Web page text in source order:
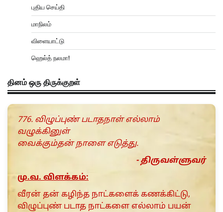
புதிய செய்தி
மாநிலம்
விளையாட்டு
ஹெல்த் நலமா!
தினம் ஒரு திருக்குறள்
776. விழுப்புண் படாதநாள் எல்லாம்
வழுக்கினுள்
வைக்கும்தன் நாளை எடுத்து.
- திருவள்ளுவர்
மு.வ. விளக்கம்:
வீரன் தன் கழிந்த நாட்களைக் கணக்கிட்டு,
விழுப்புண் படாத நாட்களை எல்லாம் பயன்